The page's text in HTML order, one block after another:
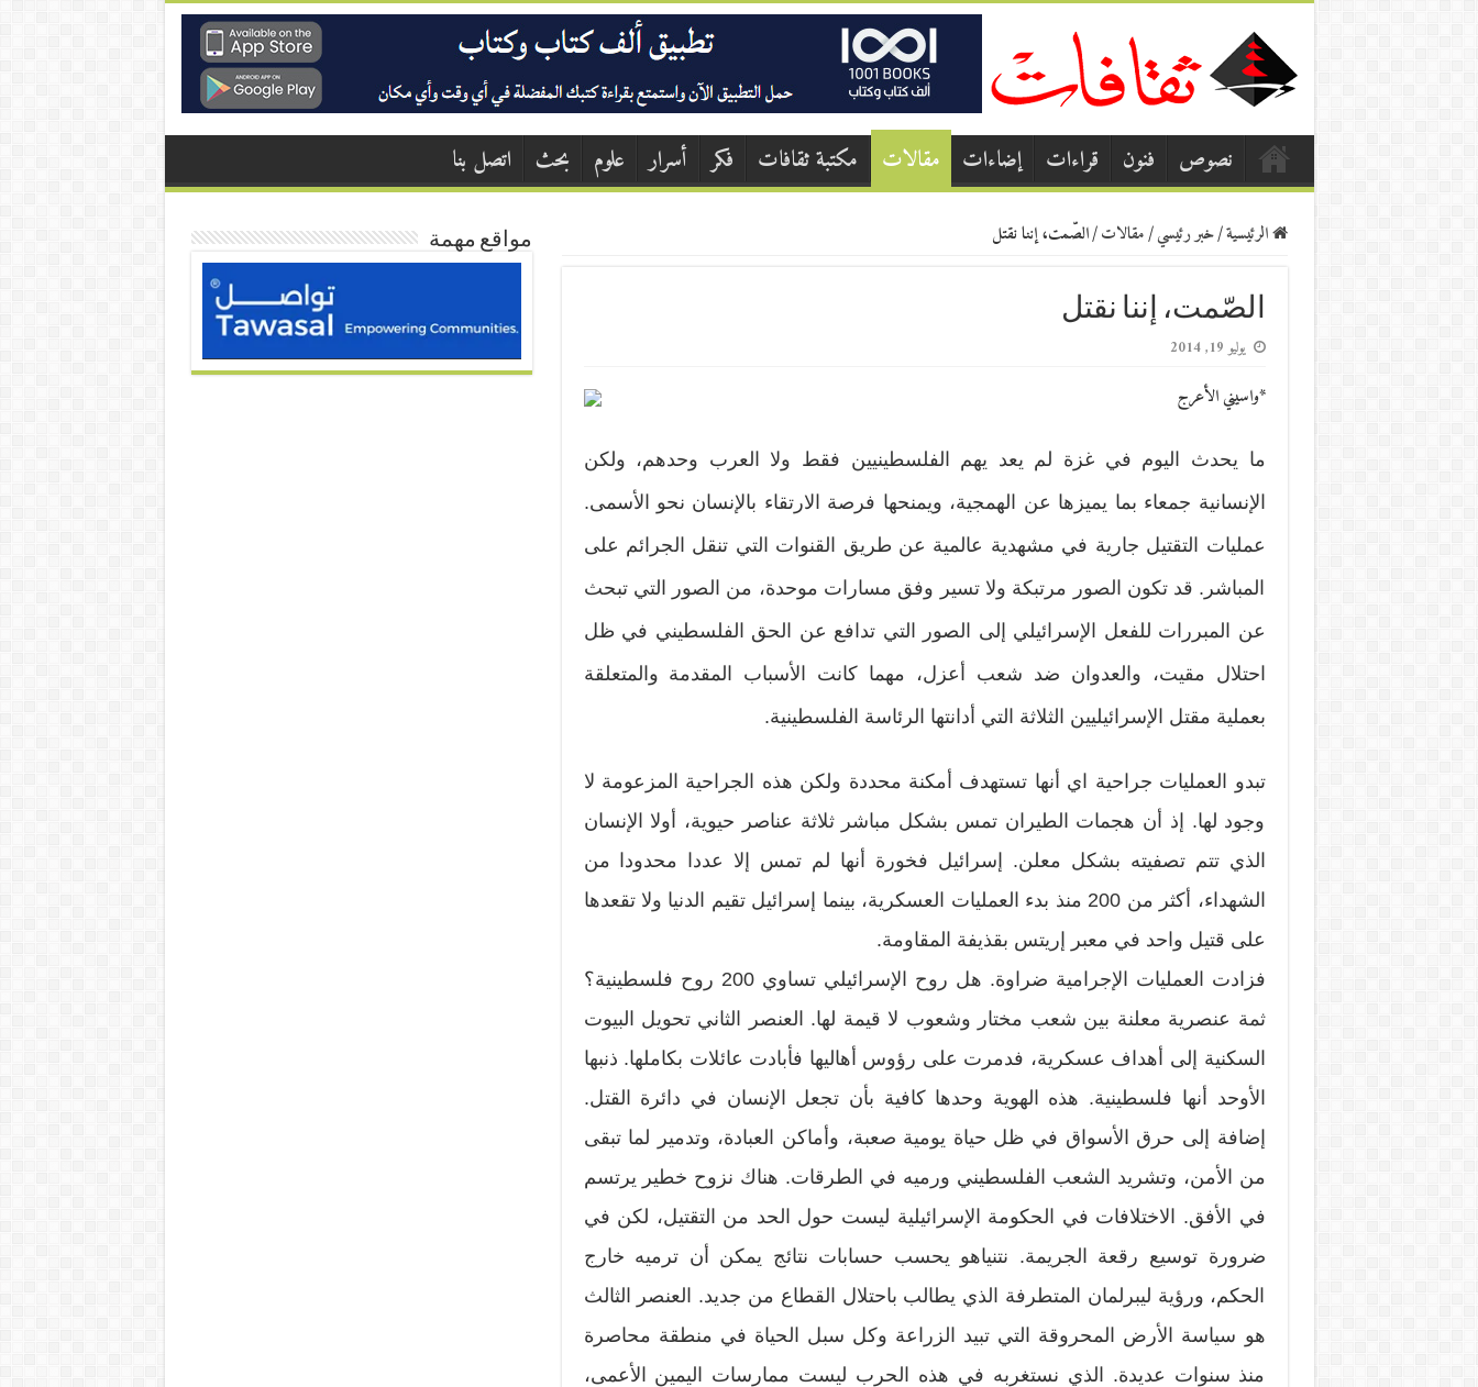
نصوص فنون قراءات إضاءات مقالات مكتبة ثقافات فكر أسرار علوم بحث اتصل بنا
الرئيسية/خبر رئيسي/مقالات/الصّمت، إننا نقتل
الصّمت، إننا نقتل
يوليو 19, 2014
*واسيني الأعرج
ما يحدث اليوم في غزة لم يعد يهم الفلسطينيين فقط ولا العرب وحدهم، ولكن
الإنسانية جمعاء بما يميزها عن الهمجية، ويمنحها فرصة الارتقاء بالإنسان نحو الأسمى.
عمليات التقتيل جارية في مشهدية عالمية عن طريق القنوات التي تنقل الجرائم على
المباشر. قد تكون الصور مرتبكة ولا تسير وفق مسارات موحدة، من الصور التي تبحث
عن المبررات للفعل الإسرائيلي إلى الصور التي تدافع عن الحق الفلسطيني في ظل
احتلال مقيت، والعدوان ضد شعب أعزل، مهما كانت الأسباب المقدمة والمتعلقة
بعملية مقتل الإسرائيليين الثلاثة التي أدانتها الرئاسة الفلسطينية.
تبدو العمليات جراحية اي أنها تستهدف أمكنة محددة ولكن هذه الجراحية المزعومة لا
وجود لها. إذ أن هجمات الطيران تمس بشكل مباشر ثلاثة عناصر حيوية، أولا الإنسان
الذي تتم تصفيته بشكل معلن. إسرائيل فخورة أنها لم تمس إلا عددا محدودا من
الشهداء، أكثر من 200 منذ بدء العمليات العسكرية، بينما إسرائيل تقيم الدنيا ولا تقعدها
على قتيل واحد في معبر إريتس بقذيفة المقاومة.
فزادت العمليات الإجرامية ضراوة. هل روح الإسرائيلي تساوي 200 روح فلسطينية؟
ثمة عنصرية معلنة بين شعب مختار وشعوب لا قيمة لها. العنصر الثاني تحويل البيوت
السكنية إلى أهداف عسكرية، فدمرت على رؤوس أهاليها فأبادت عائلات بكاملها. ذنبها
الأوحد أنها فلسطينية. هذه الهوية وحدها كافية بأن تجعل الإنسان في دائرة القتل.
إضافة إلى حرق الأسواق في ظل حياة يومية صعبة، وأماكن العبادة، وتدمير لما تبقى
من الأمن، وتشريد الشعب الفلسطيني ورميه في الطرقات. هناك نزوح خطير يرتسم
في الأفق. الاختلافات في الحكومة الإسرائيلية ليست حول الحد من التقتيل، لكن في
ضرورة توسيع رقعة الجريمة. نتنياهو يحسب حسابات نتائج يمكن أن ترميه خارج
الحكم، ورؤية ليبرلمان المتطرفة الذي يطالب باحتلال القطاع من جديد. العنصر الثالث
هو سياسة الأرض المحروقة التي تبيد الزراعة وكل سبل الحياة في منطقة محاصرة
منذ سنوات عديدة. الذي نستغربه في هذه الحرب ليست ممارسات اليمين الأعمى،
مواقع مهمة